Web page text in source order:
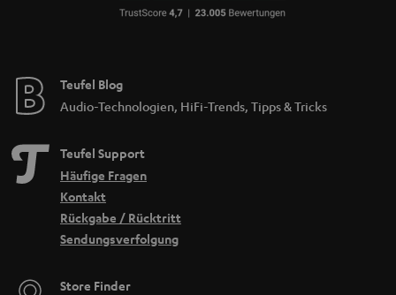
Teufel Blog
Audio-Technologien, HiFi-Trends, Tipps & Tricks
Teufel Support
Häufige Fragen
Kontakt
Rückgabe / Rücktritt
Sendungsverfolgung
Store Finder